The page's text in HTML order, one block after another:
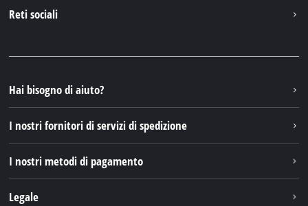
Einhell Germany AG
Reti sociali
Instagram
TikTok
Pinterest
Hai bisogno di aiuto?
I nostri fornitori di servizi di spedizione
I nostri metodi di pagamento
Legale